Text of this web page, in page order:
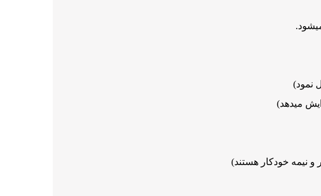
نمود)
میدهد)
و نیمه خودکار هستند)